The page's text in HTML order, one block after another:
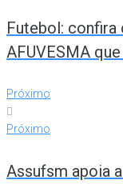
Futebol: confira
AFUVESMA
Próximo
Próximo
Assufsm apoia